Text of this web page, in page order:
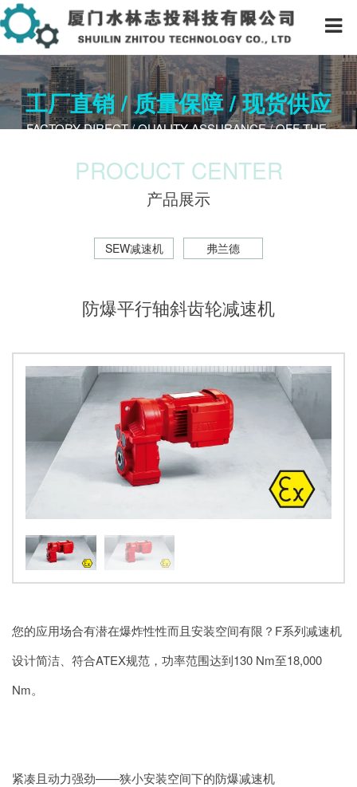
工厂直销 / 质量保障 / 现货供应
FACTORY DIRECT / QUALITY A​SSURANCE / OFF-THE-
PROCUCT CENTER
产品展示
SEW减速机 弗兰德
防爆平行轴斜齿轮减速机
您的应用场合有潜在爆炸性性而且安装空间有限？F系列减速机
设计简洁、符合ATEX规范，功率范围达到130 Nm至18,000
Nm。
紧凑且动力强劲——狭小安装空间下的防爆减速机